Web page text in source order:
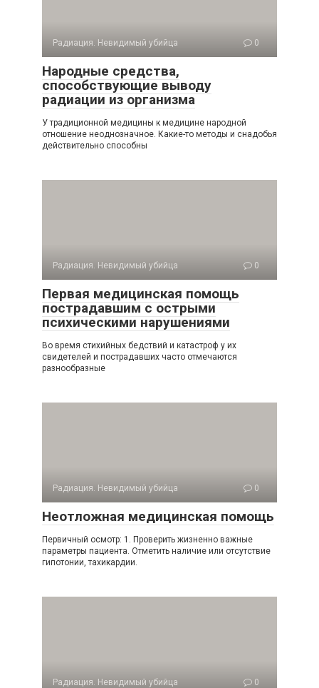
Радиация. Невидимый убийца 0
Народные средства,
способствующие выводу
радиации из организма
У традиционной медицины к медицине народной
отноше­ние неоднозначное. Какие-то методы и снадобья
действитель­но способны
Радиация. Невидимый убийца 0
Первая медицинская помощь
пострадавшим с острыми
психическими нарушениями
Во время стихийных бедствий и катастроф у их
свидетелей и пострадавших часто отмечаются
разнообразные
Радиация. Невидимый убийца 0
Неотложная медицинская помощь
Первичный осмотр: 1. Проверить жизненно важные
параметры пациента. От­метить наличие или отсутствие
гипотонии, тахикардии.
Радиация. Невидимый убийца 0